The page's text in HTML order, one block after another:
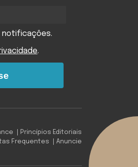
notificações.
.
Princípios Editoriais
Frequentes
Anuncie